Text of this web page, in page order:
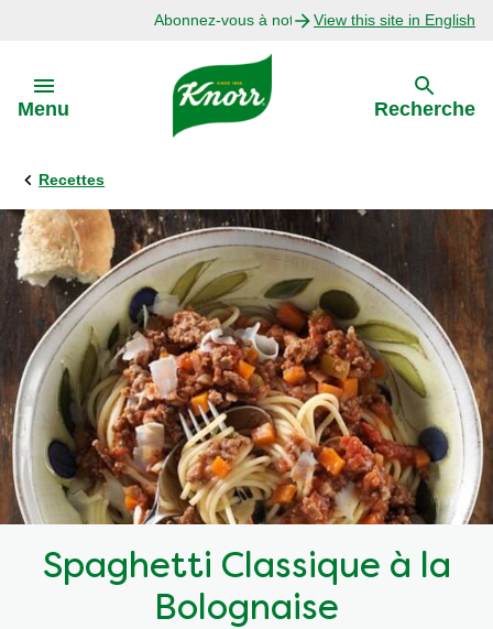
Abonnez-vous à notre infolettreView this site in English
Menu
Précédent
Explorer
Recettes avec Bouillon
Recettes par Ingrédient
Recettes par Occasion
Recettes par Type de Plat
Recherche
Recettes
Spaghetti Classique à la
Bolognaise